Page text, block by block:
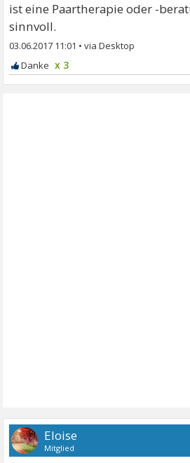
ist eine Paartherapie oder -
sinnvoll.
03.06.2017 11:01 •
x 3
Eloise
Mitglied